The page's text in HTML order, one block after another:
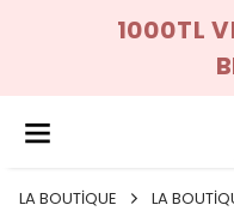
1000TL
LA BOUTİQUE LA